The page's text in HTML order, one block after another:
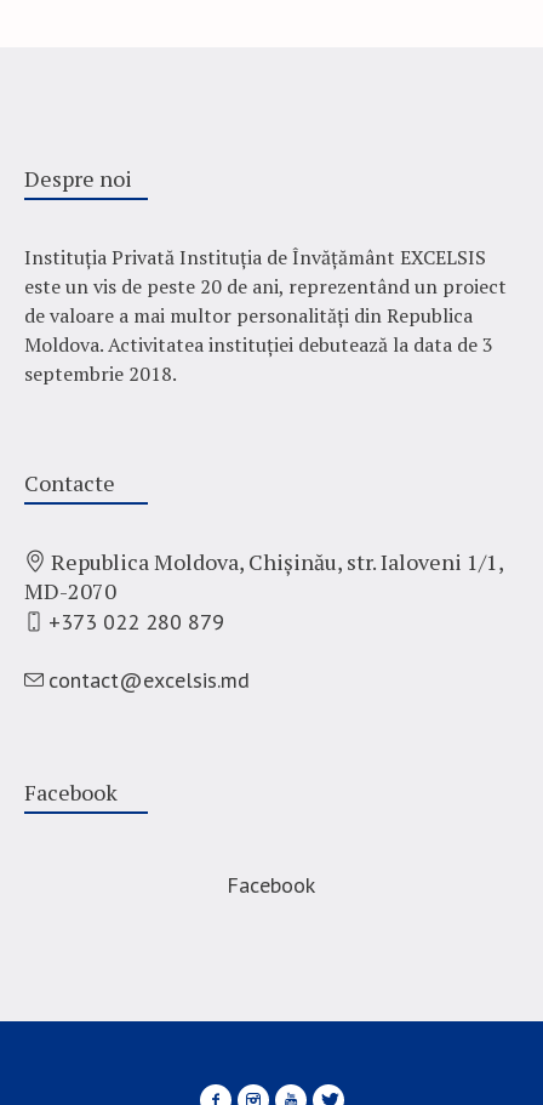
Despre noi
Instituția Privată Instituția de Învățământ EXCELSIS
este un vis de peste 20 de ani, reprezentând un proiect
de valoare a mai multor personalități din Republica
Moldova. Activitatea instituției debutează la data de 3
septembrie 2018.
Contacte
Republica Moldova, Chișinău, str. Ialoveni 1/1,
MD-2070
+373 022 280 879
contact@excelsis.md
Facebook
Facebook